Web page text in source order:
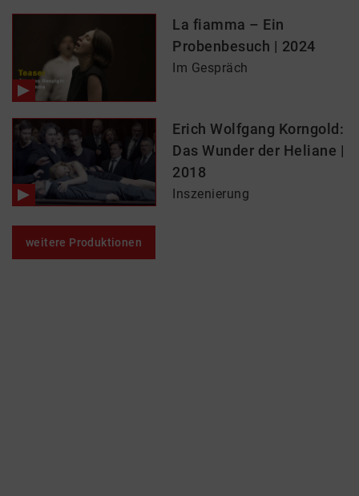
La fiamma – Ein
Probenbesuch | 2024
Im Gespräch
Erich Wolfgang Korngold:
Das Wunder der Heliane |
2018
Inszenierung
weitere Produktionen